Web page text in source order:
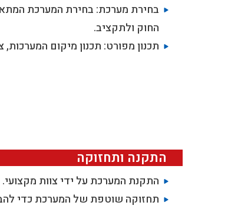
בחירת מערכת: בחירת המערכת
החוק ולתקציב.
תכנון מפורט: תכנון מיקום
התקנה ותחזוקה
התקנת המערכת על ידי צוות מקצועי.
תחזוקה שוטפת של המערכת כדי